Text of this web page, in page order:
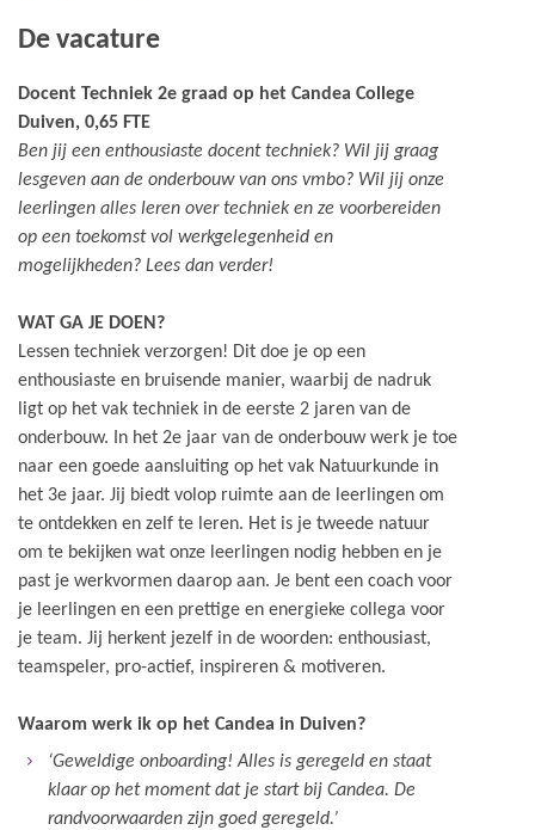
De vacature
Docent Techniek 2e graad op het Candea College
Duiven, 0,65 FTE
Ben jij een enthousiaste docent techniek? Wil jij graag
lesgeven aan de onderbouw van ons vmbo? Wil jij onze
leerlingen alles leren over techniek en ze voorbereiden
op een toekomst vol werkgelegenheid en
mogelijkheden? Lees dan verder!
WAT GA JE DOEN?
Lessen techniek verzorgen! Dit doe je op een
enthousiaste en bruisende manier, waarbij de nadruk
ligt op het vak techniek in de eerste 2 jaren van de
onderbouw. In het 2e jaar van de onderbouw werk je toe
naar een goede aansluiting op het vak Natuurkunde in
het 3e jaar. Jij biedt volop ruimte aan de leerlingen om
te ontdekken en zelf te leren. Het is je tweede natuur
om te bekijken wat onze leerlingen nodig hebben en je
past je werkvormen daarop aan. Je bent een coach voor
je leerlingen en een prettige en energieke collega voor
je team. Jij herkent jezelf in de woorden: enthousiast,
teamspeler, pro-actief, inspireren & motiveren.
Waarom werk ik op het Candea in Duiven?
‘Geweldige onboarding! Alles is geregeld en staat
klaar op het moment dat je start bij Candea. De
randvoorwaarden zijn goed geregeld.’